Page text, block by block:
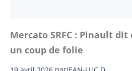
Mercato SRFC : Pinault
un coup de folie